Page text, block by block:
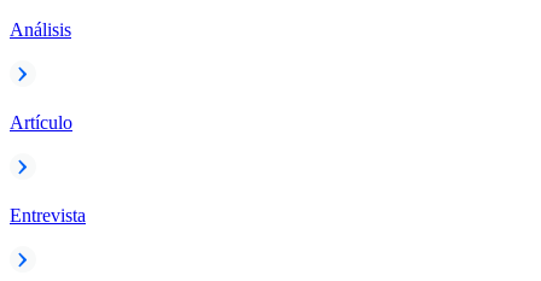
Análisis
Artículo
Entrevista